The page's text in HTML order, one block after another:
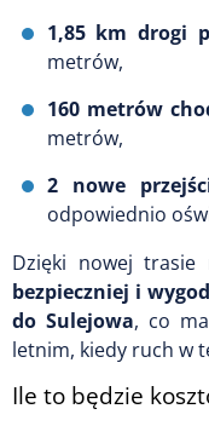
1,85 km drogi
metrów,
160 metrów
metrów,
2 nowe
odpowiednio
Dzięki nowej trasie
bezpieczniej i
do Sulejowa, co
letnim, kiedy ruch w
Ile to będzie